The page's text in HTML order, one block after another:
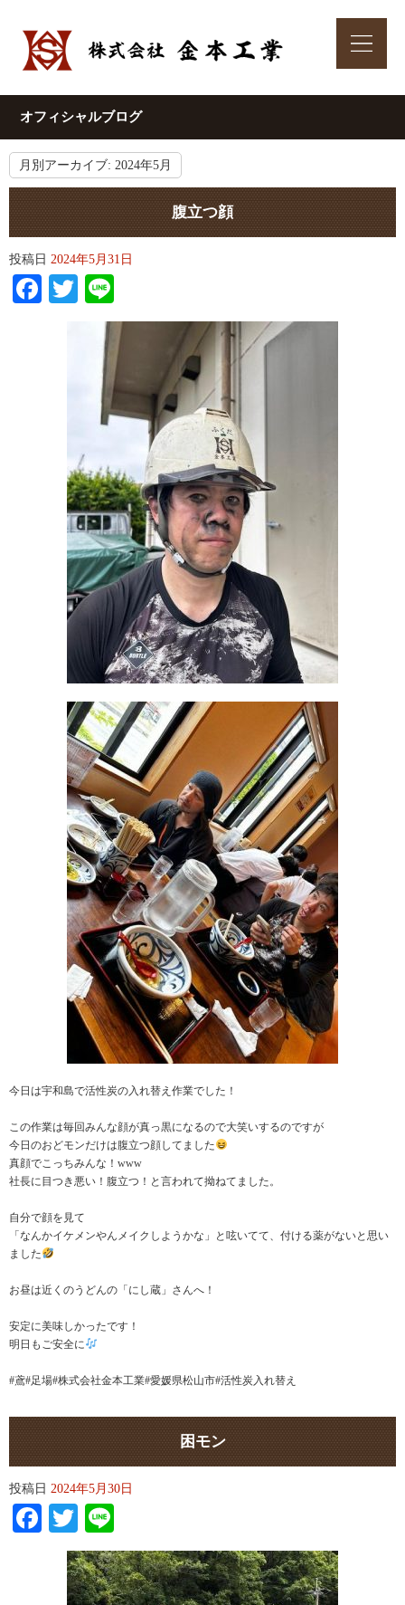
オフィシャルブログ
月別アーカイブ: 2024年5月
腹立つ顔
投稿日 2024年5月31日
Facebook
Twitter
今日は宇和島で活性炭の入れ替え作業でした！
この作業は毎回みんな顔が真っ黒になるので大笑いするのですが
今日のおどモンだけは腹立つ顔してました
真顔でこっちみんな！www
社長に目つき悪い！腹立つ！と言われて拗ねてました。
自分で顔を見て
「なんかイケメンやんメイクしようかな」と呟いてて、付ける薬がないと思い
ました
お昼は近くのうどんの「にし蔵」さんへ！
安定に美味しかったです！
明日もご安全に
#鳶#足場#株式会社金本工業#愛媛県松山市#活性炭入れ替え
困モン
投稿日 2024年5月30日
Facebook
Twitter